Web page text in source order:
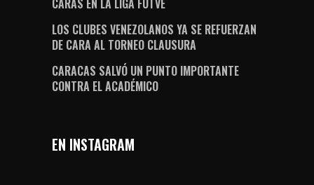
LOS CLUBES VENEZOLANOS YA SE REFUERZAN
DE CARA AL TORNEO CLAUSURA
CARACAS SALVÓ UN PUNTO IMPORTANTE
CONTRA EL ACADÉMICO
EN INSTAGRAM